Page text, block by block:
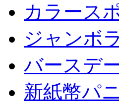
カラース
ジャンボ
バースデ
新紙幣パ